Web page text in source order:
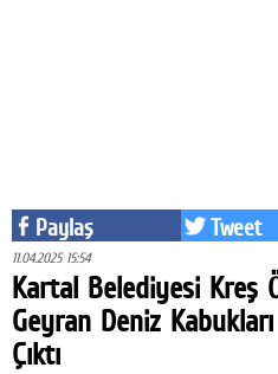
Bilim
Kültür-sanat
Paylaş Tweet
11.04.2025 15:54
Kartal Belediyesi Kreş
Geyran Deniz
Çıktı